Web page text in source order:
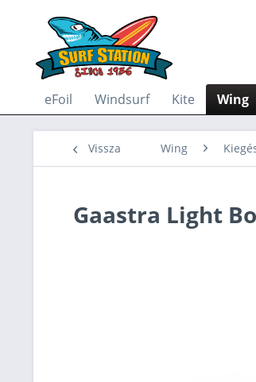
eFoil Windsurf Kite Wing
Vissza Wing
Gaastra Light